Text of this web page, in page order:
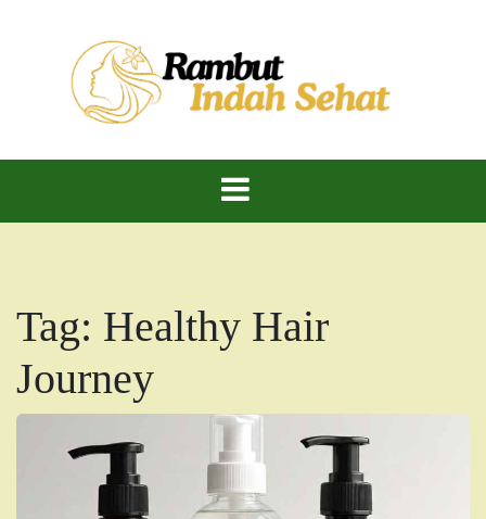
Rambut Indah
Dan Sehat
Berkilau!
Tag: Healthy Hair
Journey